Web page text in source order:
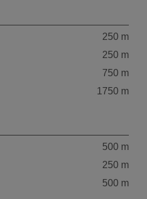
250 m
250 m
750 m
1750 m
500 m
250 m
500 m